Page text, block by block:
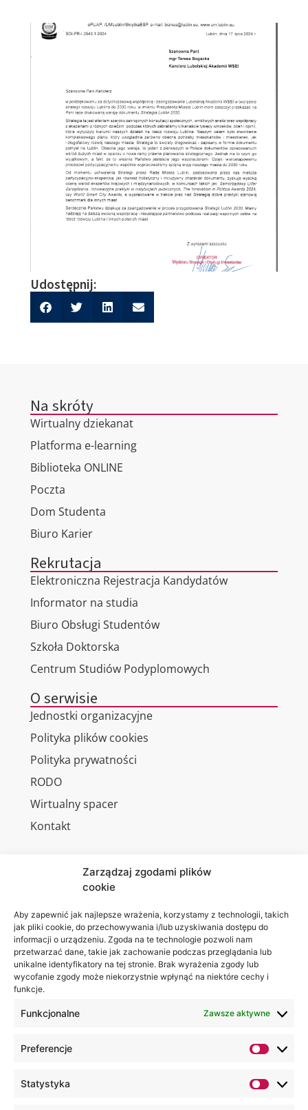
Zarządzaj zgodami plików
cookie
Aby zapewnić jak najlepsze wrażenia, korzystamy z technologii, takich
jak pliki cookie, do przechowywania i/lub uzyskiwania dostępu do
informacji o urządzeniu. Zgoda na te technologie pozwoli nam
przetwarzać dane, takie jak zachowanie podczas przeglądania lub
unikalne identyfikatory na tej stronie. Brak wyrażenia zgody lub
wycofanie zgody może niekorzystnie wpłynąć na niektóre cechy i
funkcje.
Funkcjonalne Zawsze aktywne
Preferencje
Statystyka
Udostępnij:
Na skróty
Wirtualny dziekanat
Platforma e-learning
Biblioteka ONLINE
Poczta
Dom Studenta
Biuro Karier
Rekrutacja
Elektroniczna Rejestracja Kandydatów
Informator na studia
Biuro Obsługi Studentów
Szkoła Doktorska
Centrum Studiów Podyplomowych
O serwisie
Jednostki organizacyjne
Polityka plików cookies
Polityka prywatności
RODO
Wirtualny spacer
Kontakt
Akademia
WSEI
ul.
Projektowa
4